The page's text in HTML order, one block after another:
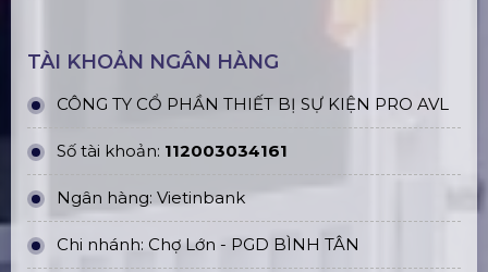
TÀI KHOẢN NGÂN HÀNG
CÔNG TY CỔ PHẦN THIẾT BỊ SỰ KIỆN PRO AVL
Số tài khoản: 112003034161
Ngân hàng: Vietinbank
Chi nhánh: Chợ Lớn - PGD BÌNH TÂN